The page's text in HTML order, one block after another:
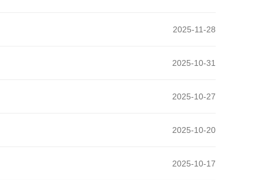
2025-11-28
2025-10-31
2025-10-27
2025-10-20
2025-10-17